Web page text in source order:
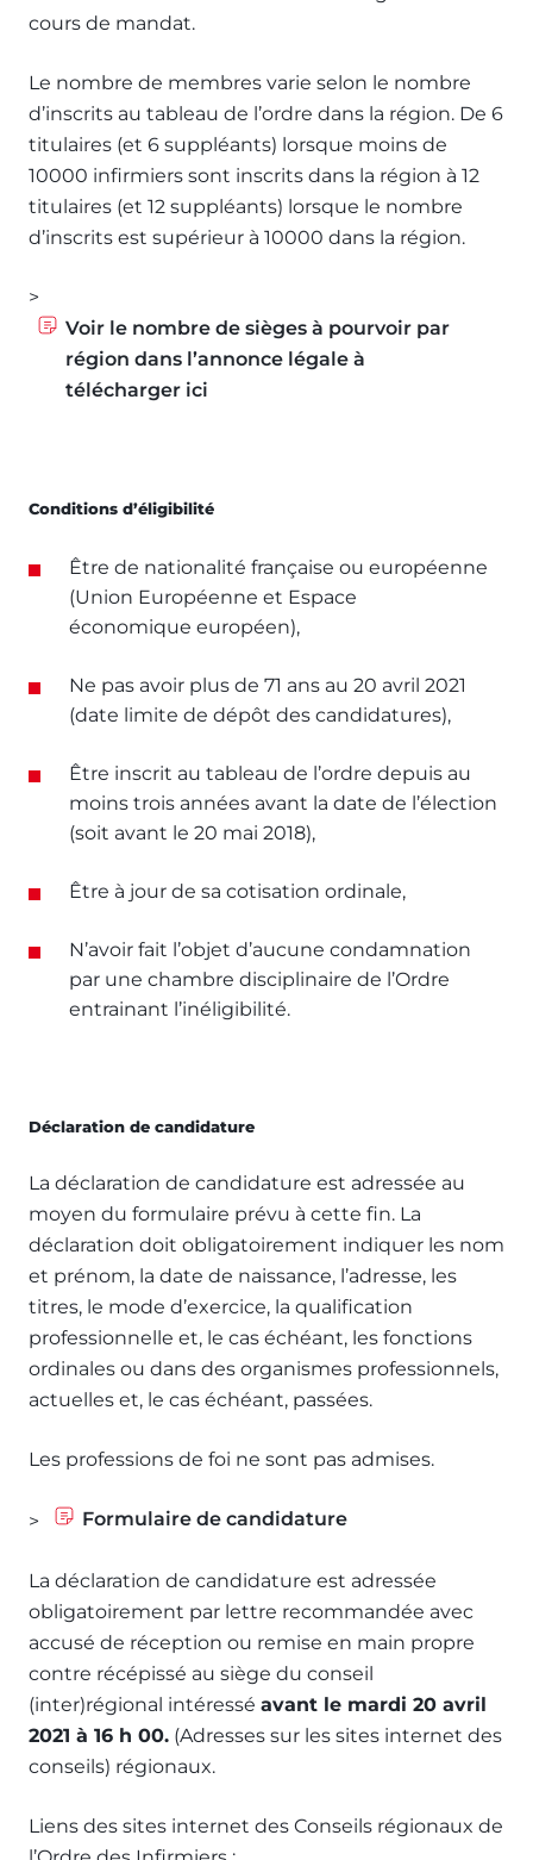
cours de mandat.
Le nombre de membres varie selon le nombre
d’inscrits au tableau de l’ordre dans la région. De 6
titulaires (et 6 suppléants) lorsque moins de
10000 infirmiers sont inscrits dans la région à 12
titulaires (et 12 suppléants) lorsque le nombre
d’inscrits est supérieur à 10000 dans la région.
>
Voir le nombre de sièges à pourvoir par
région dans l’annonce légale à
télécharger ici
Conditions d’éligibilité
Être de nationalité française ou européenne
(Union Européenne et Espace
économique européen),
Ne pas avoir plus de 71 ans au 20 avril 2021
(date limite de dépôt des candidatures),
Être inscrit au tableau de l’ordre depuis au
moins trois années avant la date de l’élection
(soit avant le 20 mai 2018),
Être à jour de sa cotisation ordinale,
N’avoir fait l’objet d’aucune condamnation
par une chambre disciplinaire de l’Ordre
entrainant l’inéligibilité.
Déclaration de candidature
La déclaration de candidature est adressée au
moyen du formulaire prévu à cette fin. La
déclaration doit obligatoirement indiquer les nom
et prénom, la date de naissance, l’adresse, les
titres, le mode d’exercice, la qualification
professionnelle et, le cas échéant, les fonctions
ordinales ou dans des organismes professionnels,
actuelles et, le cas échéant, passées.
Les professions de foi ne sont pas admises.
> Formulaire de candidature
La déclaration de candidature est adressée
obligatoirement par lettre recommandée avec
accusé de réception ou remise en main propre
contre récépissé au siège du conseil
(inter)régional intéressé avant le mardi 20 avril
2021 à 16 h 00. (Adresses sur les sites internet des
conseils) régionaux.
Liens des sites internet des Conseils régionaux de